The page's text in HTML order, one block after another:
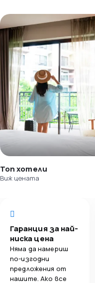
Топ хотели
Виж цената
Гаранция за най-
ниска цена
Няма да намериш
по-изгодни
предложения от
нашите. Ако все